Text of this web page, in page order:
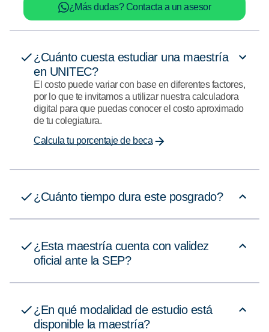
¿Más dudas? Contacta a un asesor
¿Cuánto cuesta estudiar una maestría
en UNITEC?
El costo puede variar con base en diferentes factores,
por lo que te invitamos a utilizar nuestra calculadora
digital para que puedas conocer el costo aproximado
de tu colegiatura.
Calcula tu porcentaje de beca
¿Cuánto tiempo dura este posgrado?
¿Esta maestría cuenta con validez
oficial ante la SEP?
¿En qué modalidad de estudio está
disponible la maestría?